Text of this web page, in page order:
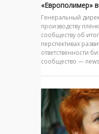
«Европолимер»
Генеральный
производству
сообществу об
перспективах
ответственности
сообщество —